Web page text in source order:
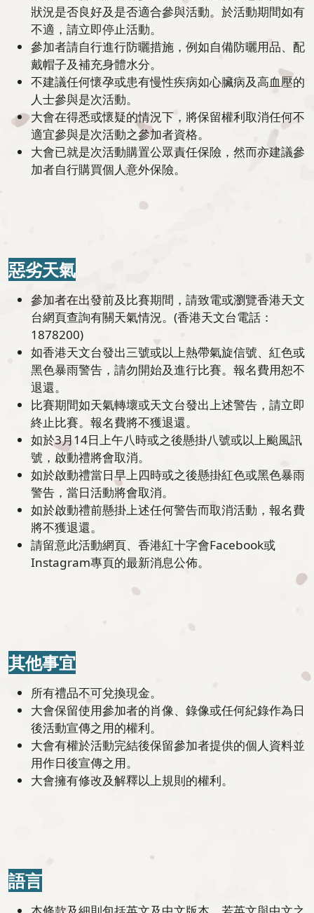
狀況是否良好及是否適合參與活動。於活動期間如有
不適，請立即停止活動。
參加者請自行進行防曬措施，例如自備防曬用品、配
戴帽子及補充身體水分。
不建議任何懷孕或患有慢性疾病如心臟病及高血壓的
人士參與是次活動。
大會在得悉或懷疑的情況下，將保留權利取消任何不
適宜參與是次活動之參加者資格。
大會已就是次活動購置公眾責任保險，然而亦建議參
加者自行購買個人意外保險。
惡劣天氣
參加者在出發前及比賽期間，請致電或瀏覽香港天文
台網頁查詢有關天氣情況。(香港天文台電話：
1878200)
如香港天文台發出三號或以上熱帶氣旋信號、紅色或
黑色暴雨警告，請勿開始及進行比賽。報名費用恕不
退還。
比賽期間如天氣轉壞或天文台發出上述警告，請立即
終止比賽。報名費將不獲退還。
如於3月14日上午八時或之後懸掛八號或以上颱風訊
號，啟動禮將會取消。
如於啟動禮當日早上四時或之後懸掛紅色或黑色暴雨
警告，當日活動將會取消。
如於啟動禮前懸掛上述任何警告而取消活動，報名費
將不獲退還。
請留意此活動網頁、香港紅十字會Facebook或
Instagram專頁的最新消息公佈。
其他事宜
所有禮品不可兌換現金。
大會保留使用參加者的肖像、錄像或任何紀錄作為日
後活動宣傳之用的權利。
大會有權於活動完結後保留參加者提供的個人資料並
用作日後宣傳之用。
大會擁有修改及解釋以上規則的權利。
語言